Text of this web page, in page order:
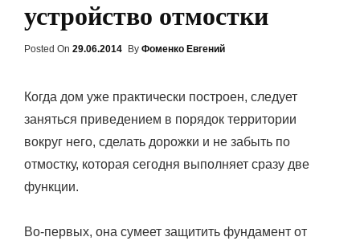
устройство отмостки
Posted On Posted
29.06.2014 By Фоменко Евгений
Когда дом уже практически построен, следует
заняться приведением в порядок территории
вокруг него, сделать дорожки и не забыть по
отмостку, которая сегодня выполняет сразу две
функции.
Во-первых, она сумеет защитить фундамент от